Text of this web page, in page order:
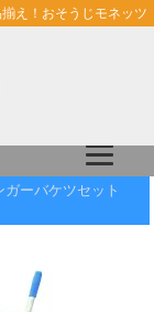
え！おそうじモネッツ
ーバケツセット